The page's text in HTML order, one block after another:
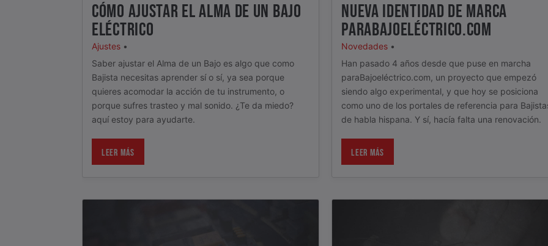
CÓMO AJUSTAR EL ALMA DE UN BAJO
ELÉCTRICO
Ajustes •
Saber ajustar el Alma de un Bajo es algo que como
Bajista necesitas aprender sí o sí, ya sea porque
quieres acomodar la acción de tu instrumento, o
porque sufres trasteo y mal sonido. ¿Te da miedo?
aquí estoy para ayudarte.
LEER MÁS
NUEVA IDENTIDAD DE MARCA
PARABAJOELÉCTRICO.COM
Novedades •
Han pasado 4 años desde que puse en marcha
paraBajoeléctrico.com, un proyecto que empezó
siendo algo experimental, y que hoy se posiciona
como uno de los portales de referencia para
de habla hispana. Y sí, hacía falta una renovación.
LEER MÁS